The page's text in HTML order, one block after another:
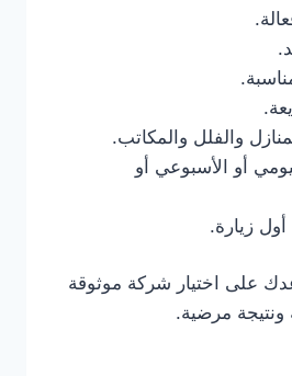
والفلل والمكاتب.
أو الأسبوعي أو
زيارة.
على اختيار شركة موثوقة
مرضية.